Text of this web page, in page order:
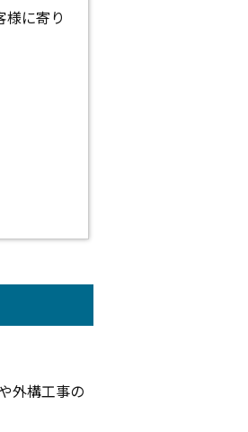
様に寄り
外構工事の